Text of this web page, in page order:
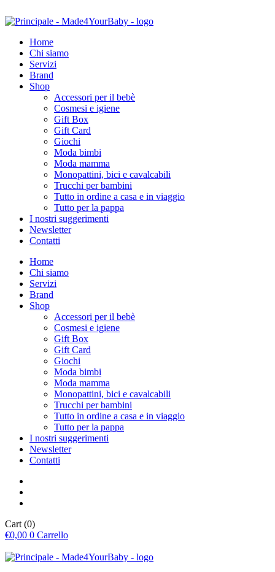
Home
Chi siamo
Servizi
Brand
Shop
Accessori per il bebè
Cosmesi e igiene
Gift Box
Gift Card
Giochi
Moda bimbi
Moda mamma
Monopattini, bici e cavalcabili
Trucchi per bambini
Tutto in ordine a casa e in viaggio
Tutto per la pappa
I nostri suggerimenti
Newsletter
Contatti
Home
Chi siamo
Servizi
Brand
Shop
Accessori per il bebè
Cosmesi e igiene
Gift Box
Gift Card
Giochi
Moda bimbi
Moda mamma
Monopattini, bici e cavalcabili
Trucchi per bambini
Tutto in ordine a casa e in viaggio
Tutto per la pappa
I nostri suggerimenti
Newsletter
Contatti
Cart (0)
€0,00 0 Carrello